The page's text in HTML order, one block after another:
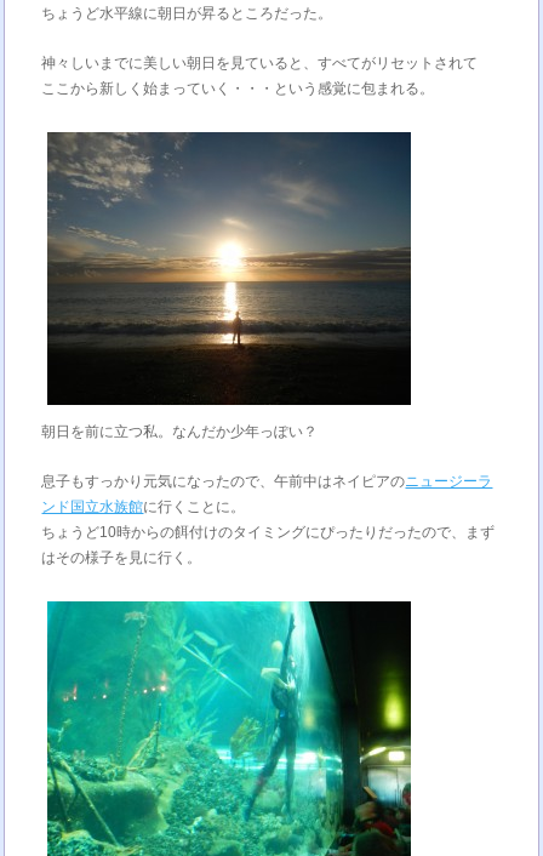
ちょうど水平線に朝日が昇るところだった。
神々しいまでに美しい朝日を見ていると、すべてがリセットされて
ここから新しく始まっていく・・・という感覚に包まれる。
朝日を前に立つ私。なんだか少年っぽい？
息子もすっかり元気になったので、午前中はネイピアのニュージーラ
ンド国立水族館に行くことに。
ちょうど10時からの餌付けのタイミングにぴったりだったので、まず
はその様子を見に行く。